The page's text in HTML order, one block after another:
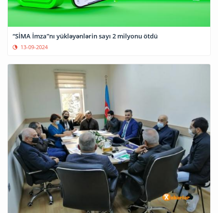
“SİMA İmza”nı yükləyənlərin sayı 2 milyonu ötdü
13-09-2024